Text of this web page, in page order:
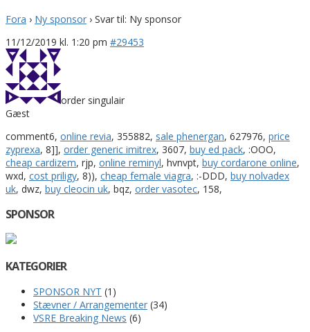
Fora › Ny sponsor › Svar til: Ny sponsor
11/12/2019 kl. 1:20 pm #29453
order singulair
Gæst
comment6, online revia, 355882, sale phenergan, 627976, price
zyprexa, 8]], order generic imitrex, 3607, buy ed pack, :OOO,
cheap cardizem, rjp, online reminyl, hvnvpt, buy cordarone online,
wxd, cost priligy, 8)), cheap female viagra, :-DDD, buy nolvadex
uk, dwz, buy cleocin uk, bqz, order vasotec, 158,
SPONSOR
KATEGORIER
SPONSOR NYT (1)
Stævner / Arrangementer (34)
VSRE Breaking News (6)